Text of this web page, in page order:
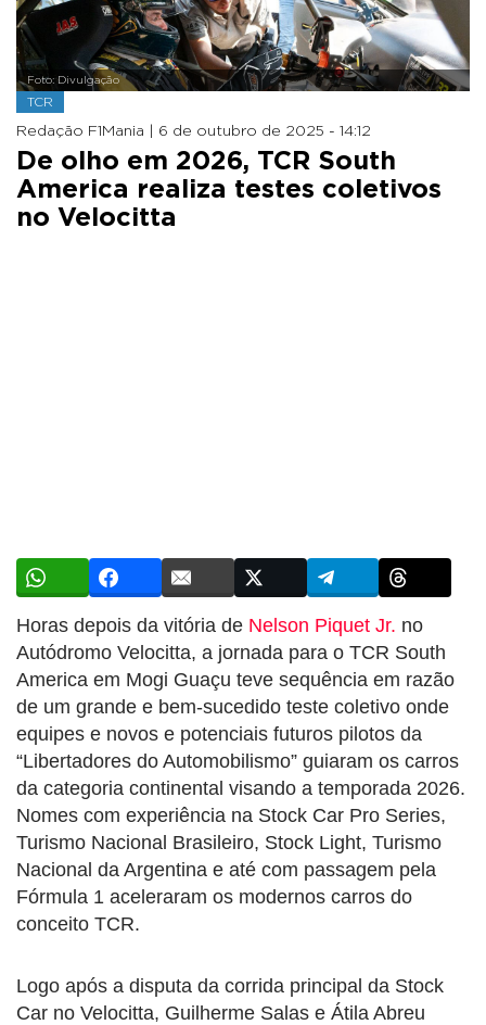
Foto: Divulgação
TCR
Redação F1Mania | 6 de outubro de 2025 - 14:12
De olho em 2026, TCR South
America realiza testes coletivos
no Velocitta
Horas depois da vitória de Nelson Piquet Jr. no
Autódromo Velocitta, a jornada para o TCR South
America em Mogi Guaçu teve sequência em razão
de um grande e bem-sucedido teste coletivo onde
equipes e novos e potenciais futuros pilotos da
“Libertadores do Automobilismo” guiaram os carros
da categoria continental visando a temporada 2026.
Nomes com experiência na Stock Car Pro Series,
Turismo Nacional Brasileiro, Stock Light, Turismo
Nacional da Argentina e até com passagem pela
Fórmula 1 aceleraram os modernos carros do
conceito TCR.
Logo após a disputa da corrida principal da Stock
Car no Velocitta, Guilherme Salas e Átila Abreu